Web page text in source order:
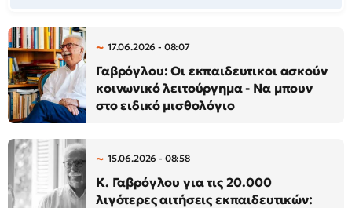
17.06.2026 - 08:07
Γαβρόγλου: Οι εκπαιδευτικοι ασκούν
κοινωνικό λειτούργημα - Να μπουν
στο ειδικό μισθολόγιο
15.06.2026 - 08:58
Κ. Γαβρόγλου για τις 20.000
λιγότερες αιτήσεις εκπαιδευτικών: